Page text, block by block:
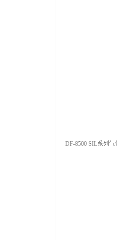
DF-8500 SIL系列